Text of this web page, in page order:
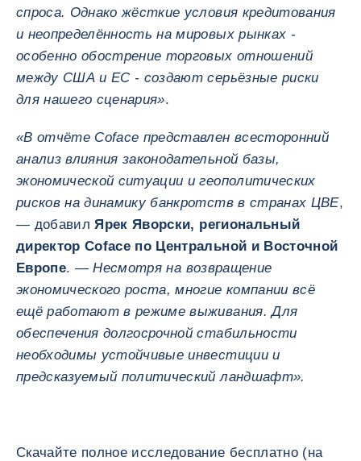
спроса. Однако жёсткие условия кредитования
и неопределённость на мировых рынках -
особенно обострение торговых отношений
между США и ЕС - создают серьёзные риски
для нашего сценария».
«В отчёте Coface представлен всесторонний
анализ влияния законодательной базы,
экономической ситуации и геополитических
рисков на динамику банкротств в странах ЦВЕ,
— добавилЯрек Яворски, региональный
директор Coface по Центральной и Восточной
Европе. —Несмотря на возвращение
экономического роста, многие компании всё
ещё работают в режиме выживания. Для
обеспечения долгосрочной стабильности
необходимы устойчивые инвестиции и
предсказуемый политический ландшафт».
Скачайте полное исследование бесплатно (на